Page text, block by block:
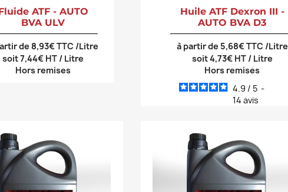
ATF - AUTO
BVA ULV
de 8,93€ TTC /Litre
soit 7,44€ HT / Litre
Hors remises
Huile ATF Dexron III -
AUTO BVA D3
à partir de 5,68€ TTC /Litre
soit 4,73€ HT / Litre
Hors remises
4.9 / 5 -
14avis